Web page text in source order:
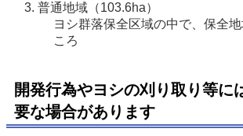
普通地域（103.6ha）
ヨシ群落保全区域の中で、保全
ころ
開発行為やヨシの刈り取り等に
要な場合があります